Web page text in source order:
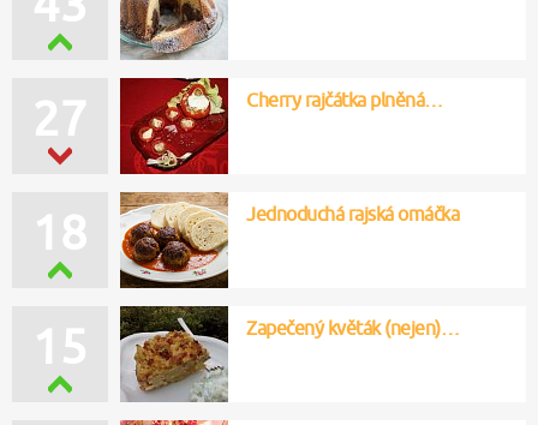
27 Cherry rajčátka plněná…
18 Jednoduchá rajská omáčka
15 Zapečený květák (nejen)…